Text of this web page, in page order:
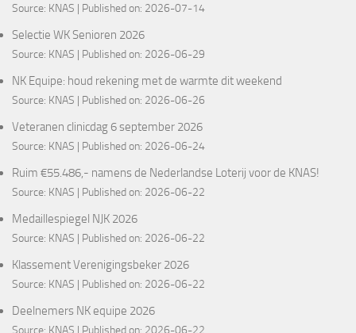
Source: KNAS Published on: 2026-07-14
Selectie WK Senioren 2026
Source: KNAS Published on: 2026-06-29
NK Equipe: houd rekening met de warmte dit weekend
Source: KNAS Published on: 2026-06-26
Veteranen clinicdag 6 september 2026
Source: KNAS Published on: 2026-06-24
Ruim €55.486,- namens de Nederlandse Loterij voor de KNAS!
Source: KNAS Published on: 2026-06-22
Medaillespiegel NJK 2026
Source: KNAS Published on: 2026-06-22
Klassement Verenigingsbeker 2026
Source: KNAS Published on: 2026-06-22
Deelnemers NK equipe 2026
Source: KNAS Published on: 2026-06-22